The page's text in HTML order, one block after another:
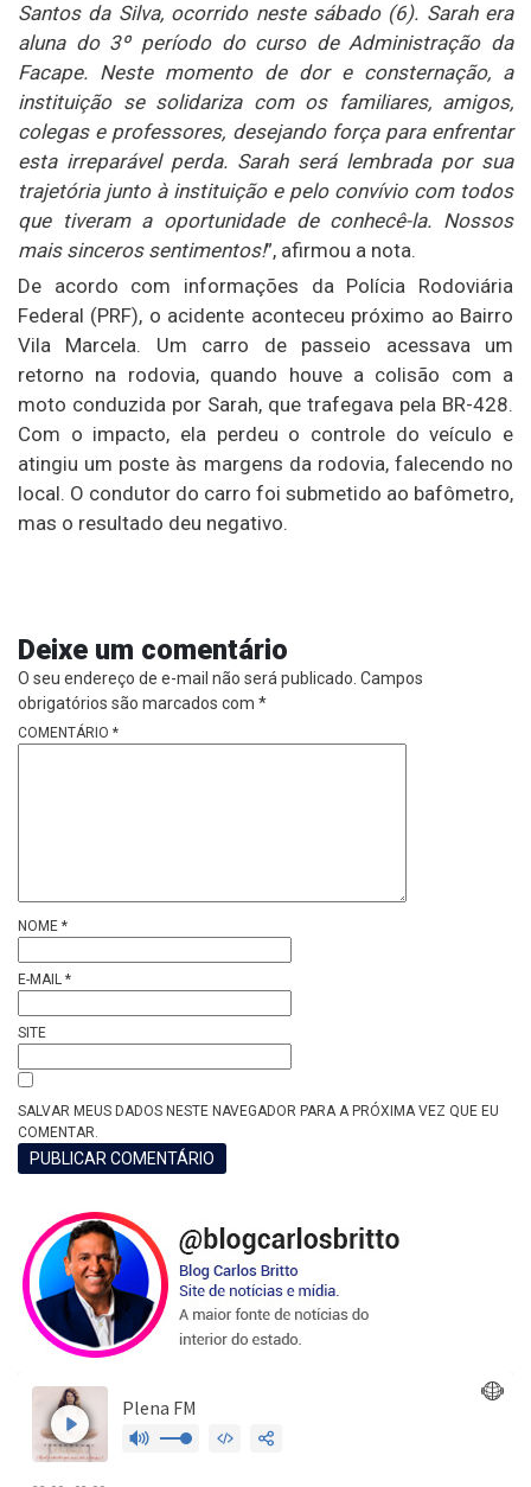
Santos da Silva, ocorrido neste sábado (6). Sarah era
aluna do 3º período do curso de Administração da
Facape. Neste momento de dor e consternação, a
instituição se solidariza com os familiares, amigos,
colegas e professores, desejando força para enfrentar
esta irreparável perda. Sarah será lembrada por sua
trajetória junto à instituição e pelo convívio com todos
que tiveram a oportunidade de conhecê-la. Nossos
mais sinceros sentimentos!”, afirmou a nota.
De acordo com informações da Polícia Rodoviária
Federal (PRF), o acidente aconteceu próximo ao Bairro
Vila Marcela. Um carro de passeio acessava um
retorno na rodovia, quando houve a colisão com a
moto conduzida por Sarah, que trafegava pela BR-428.
Com o impacto, ela perdeu o controle do veículo e
atingiu um poste às margens da rodovia, falecendo no
local. O condutor do carro foi submetido ao bafômetro,
mas o resultado deu negativo.
Deixe um comentário
O seu endereço de e-mail não será publicado. Campos
obrigatórios são marcados com *
COMENTÁRIO *
NOME *
E-MAIL *
SITE
SALVAR MEUS DADOS NESTE NAVEGADOR PARA A PRÓXIMA VEZ QUE EU
COMENTAR.